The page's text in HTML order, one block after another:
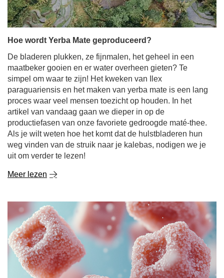
Hoe wordt Yerba Mate geproduceerd?
De bladeren plukken, ze fijnmalen, het geheel in een
simpel om waar te zijn! Het kweken van Ilex
paraguariensis en het maken van yerba mate is een lang
proces waar veel mensen toezicht op houden. In het
artikel van vandaag gaan we dieper in op de
productiefasen van onze favoriete gedroogde maté-thee.
Als je wilt weten hoe het komt dat de hulstbladeren hun
weg vinden van de struik naar je kalebas, nodigen we je
uit om verder te lezen!
Meer lezen